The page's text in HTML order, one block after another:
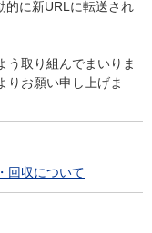
的に新URLに転送され
う取り組んでまいりま
りお願い申し上げま
回収について